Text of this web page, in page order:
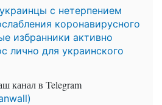
с нетерпением
коронавирусного
избранники активно
лично для украинского
канал в Telegram